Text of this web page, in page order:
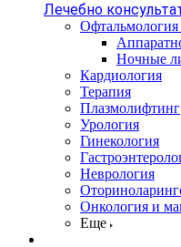
Лечебно
Офтальмология
Ночные
Кардиология
Терапия
Плазмолифтинг
Урология
Гинекология
Неврология
Онкология и
Еще